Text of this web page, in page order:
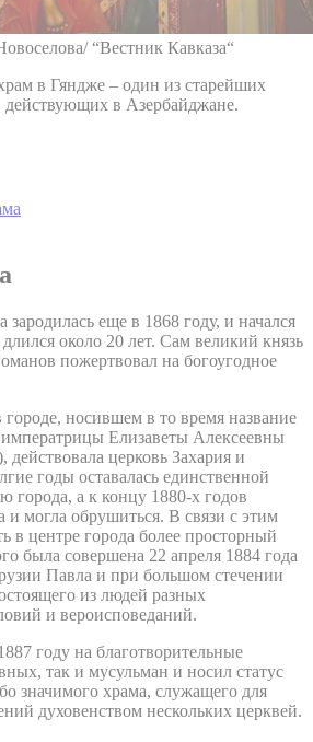
“Вестник Кавказа“
в Гяндже – один из старейших
действующих в Азербайджане.
зародилась еще в 1868 году, и начался
около 20 лет. Сам великий князь
пожертвовал на богоугодное
городе, носившем в то время название
императрицы Елизаветы Алексеевны
церковь Захария и
годы оставалась единственной
города, а к концу 1880-х годов
и могла обрушиться. В связи с этим
в центре города более просторный
была совершена 22 апреля 1884 года
Павла и при большом стечении
из людей разных
и вероисповеданий.
году на благотворительные
так и мусульман и носил статус
значимого храма, служащего для
духовенством нескольких церквей.